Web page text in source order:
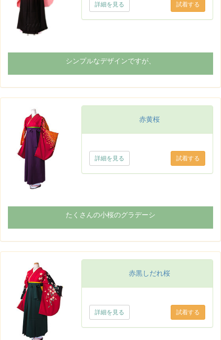
詳細を見る
シンプルなデザインですが、
赤黄桜
詳細を見る
たくさんの小桜のグラデーシ
赤黒しだれ桜
詳細を見る